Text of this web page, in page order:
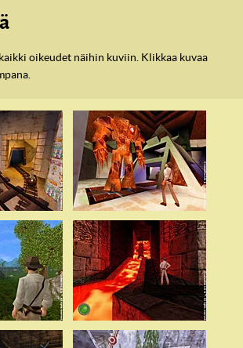
oikeudet näihin kuviin. Klikkaa kuvaa